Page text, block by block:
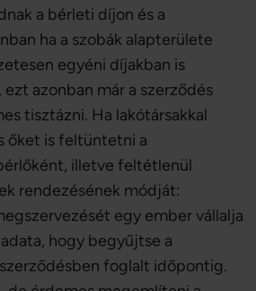
a bérleti díjon és a
ha a szobák alapterülete
egyéni díjakban is
azonban már a szerződés
tisztázni. Ha lakótársakkal
őket is feltüntetni a
illetve feltétlenül
rendezésének módját:
egy ember vállalja
hogy begyűjtse a
foglalt időpontig.